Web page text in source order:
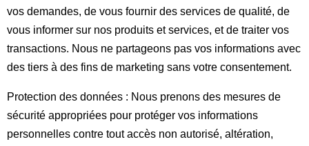
vos demandes, de vous fournir des services de qualité, de
vous informer sur nos produits et services, et de traiter vos
transactions. Nous ne partageons pas vos informations avec
des tiers à des fins de marketing sans votre consentement.
Protection des données : Nous prenons des mesures de
sécurité appropriées pour protéger vos informations
personnelles contre tout accès non autorisé, altération,